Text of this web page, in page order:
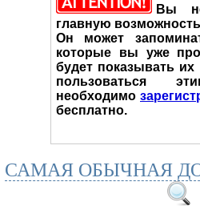
Вы
главную
Он может
которые вы уже
будет показывать
пользоваться
необходимо
бесплатно.
САМАЯ ОБЫЧНАЯ